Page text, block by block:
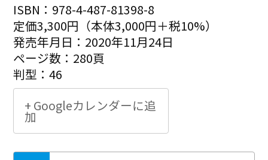
ISBN：978-4-487-81398-8
定価3,300円（本体3,000円＋税10%）
発売年月日：2020年11月24日
ページ数：280頁
判型：46
+ Googleカレンダーに追
加